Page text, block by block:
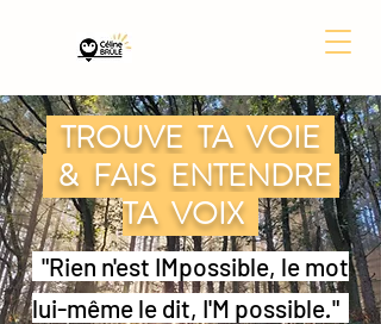
TROUVE TA VOIE
& FAIS ENTENDRE
TA VOIX
"Rien n'est IMpossible, le mot
lui-même le dit, I'M possible."